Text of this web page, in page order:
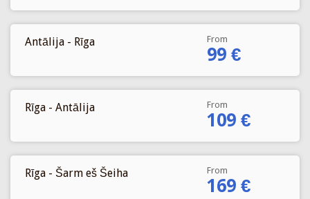
Antālija - Rīga From
99 €
Rīga - Antālija From
109 €
Rīga - Šarm eš Šeiha From
169 €